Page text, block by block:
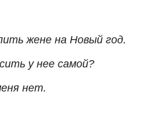
жене на Новый год.
у нее самой?
нет.